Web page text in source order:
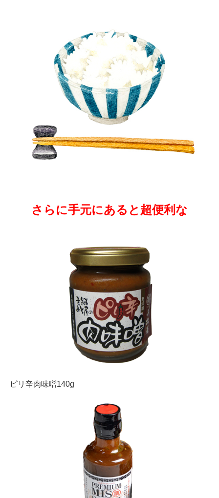
さらに手元にあると超便利な
ピリ辛肉味噌140g